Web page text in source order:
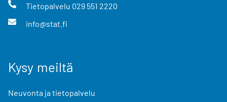
Tietopalvelu 029 551 2220
info@stat.fi
Kysy meiltä
Neuvonta ja tietopalvelu